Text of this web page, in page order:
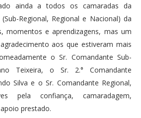
ainda a todos os camaradas da
Regional, Regional e Nacional) da
momentos e aprendizagens, mas um
aos que estiveram mais
o Sr. Comandante Sub-
Teixeira, o Sr. 2.° Comandante
Silva e o Sr. Comandante Regional,
pela confiança, camaradagem,
prestado.